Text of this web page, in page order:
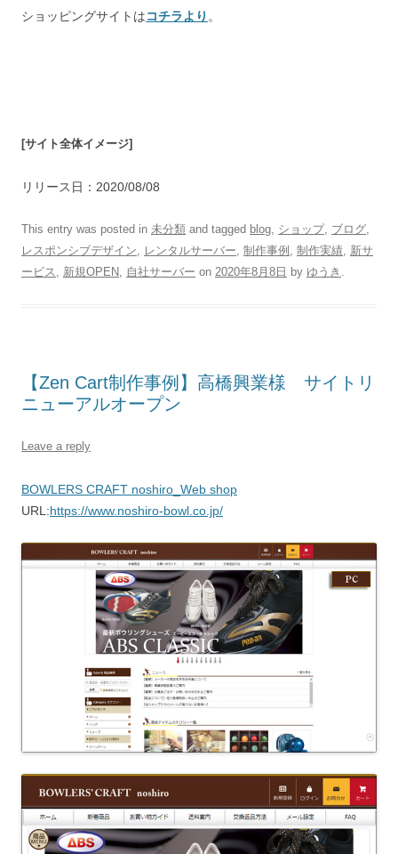
ショッピングサイトはコチラより 。
[サイト全体イメージ]
リリース日：2020/08/08
This entry was posted in 未分類 and tagged blog, ショップ, ブログ,
レスポンシブデザイン, レンタルサーバー, 制作事例 , 制作実績, 新サ
ービス , 新規OPEN, 自社サーバー on 2020年8月8日 by ゆうき .
【Zen Cart制作事例】高橋興業様 サイトリ
ニューアルオープン
Leave a reply
BOWLERS CRAFT noshiro_Web shop
URL:https://www.noshiro-bowl.co.jp/